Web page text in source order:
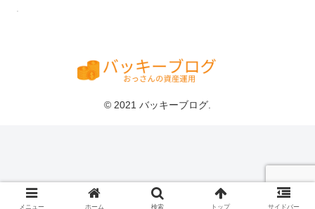
© 2021 バッキーブログ.
メニュー ホーム 検索 トップ サイドバー